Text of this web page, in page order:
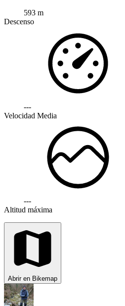
593 m
Descenso
---
Velocidad Media
---
Altitud máxima
Abrir en Bikemap